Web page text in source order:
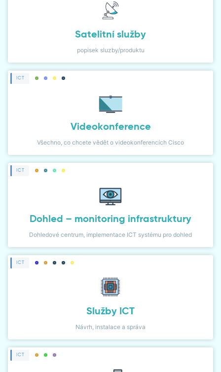
Satelitní služby
popisek sluzby/produktu
ICT
Videokonference
Všechno, co chcete vědět o videokonferencích Cisco
ICT
Dohled – monitoring infrastruktury
Dohledové centrum, implementace ICT systému pro dohled
ICT
Služby ICT
Návrh, instalace a správa
ICT